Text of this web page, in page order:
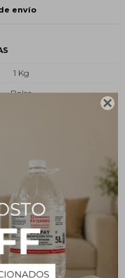

envío
1 Kg
Bolsa